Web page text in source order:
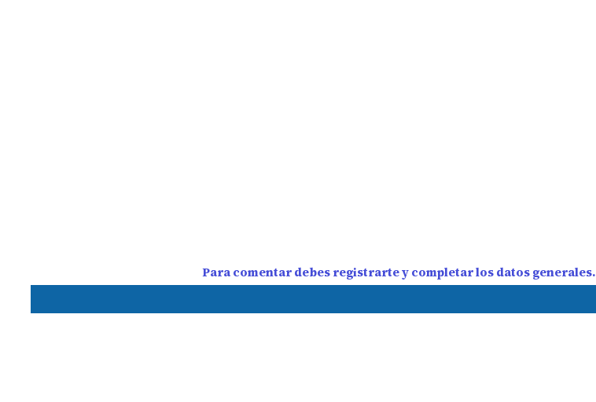
Para comentar debes registrarte y completar los datos generales.